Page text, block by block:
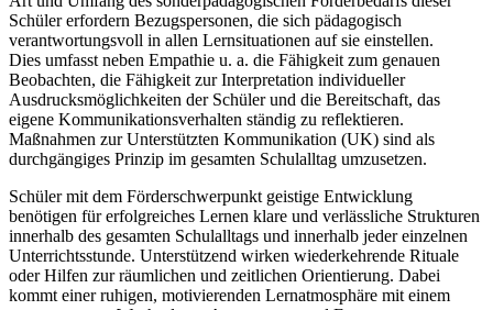
Schüler erfordern Bezugspersonen, die sich pädagogisch
verantwortungsvoll in allen Lernsituationen auf sie einstellen.
Dies umfasst neben Empathie u. a. die Fähigkeit zum genauen
Beobachten, die Fähigkeit zur Interpretation individueller
Ausdrucksmöglichkeiten der Schüler und die Bereitschaft, das
eigene Kommunikationsverhalten ständig zu reflektieren.
Maßnahmen zur Unterstützten Kommunikation (UK) sind als
durchgängiges Prinzip im gesamten Schulalltag umzusetzen.
Schüler mit dem Förderschwerpunkt geistige Entwicklung
benötigen für erfolgreiches Lernen klare und verlässliche Strukturen
innerhalb des gesamten Schulalltags und innerhalb jeder einzelnen
Unterrichtsstunde. Unterstützend wirken wiederkehrende Rituale
oder Hilfen zur räumlichen und zeitlichen Orientierung. Dabei
kommt einer ruhigen, motivierenden Lernatmosphäre mit einem